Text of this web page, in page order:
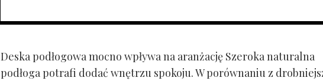
Deska podłogowa mocno wpływa na aranżację Szeroka naturalna
podłoga potrafi dodać wnętrzu spokoju. W porównaniu z